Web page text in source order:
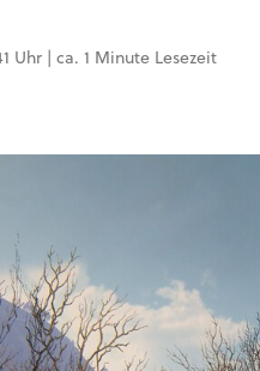
Uhr | ca. 1 Minute Lesezeit